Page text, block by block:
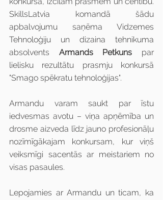
SkillsLatvia komandā šādu
apbalvojumu saņēma Vidzemes
Tehnoloģiju un dizaina tehnikuma
absolvents Armands Petkuns par
lielisku rezultātu prasmju konkursā
"Smago spēkratu tehnoloģijas".
Armandu varam saukt par īstu
iedvesmas avotu – viņa apņēmība un
drosme aizveda līdz jauno profesionāļu
nozīmīgākajam konkursam, kur viņš
veiksmīgi sacentās ar meistariem no
visas pasaules.
Lepojamies ar Armandu un ticam, ka